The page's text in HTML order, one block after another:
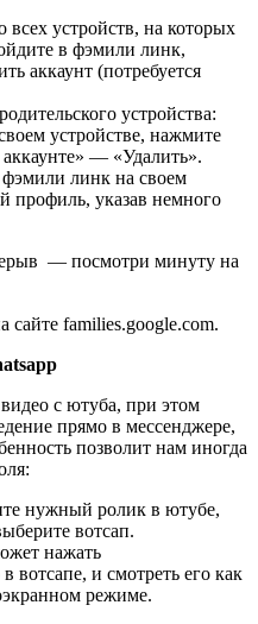
всех устройств, на которых
в фэмили линк,
аккаунт (потребуется
устройства:
устройстве, нажмите
— «Удалить».
линк на своем
профиль, указав немного
— посмотри минуту на
сайте families.google.com.
с ютуба, при этом
прямо в мессенджере,
позволит нам иногда
нужный ролик в ютубе,
вотсап.
нажать
вотсапе, и смотреть его как
режиме.